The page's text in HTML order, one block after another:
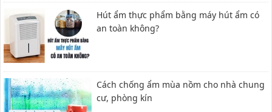
Hút ẩm thực phẩm bằng máy hút ẩm có
an toàn không?
Cách chống ẩm mùa nồm cho nhà chung
cư, phòng kín